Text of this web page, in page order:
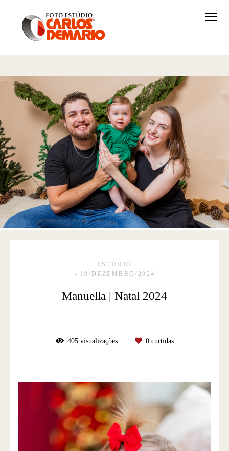
ESTÚDIO
19/DEZEMBRO/2024
Manuella | Natal 2024
405visualizações 0curtidas